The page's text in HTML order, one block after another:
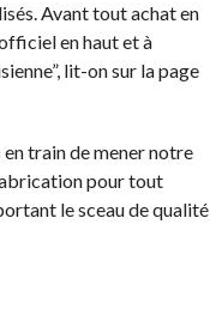
Avant tout achat en
en haut et à
lit-on sur la page
train de mener notre
pour tout
le sceau de qualité